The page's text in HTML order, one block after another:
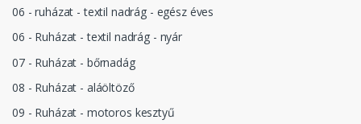
06 - ruházat - textil nadrág - egész éves
06 - Ruházat - textil nadrág - nyár
07 - Ruházat - bőrnadág
08 - Ruházat - aláöltöző
09 - Ruházat - motoros kesztyű